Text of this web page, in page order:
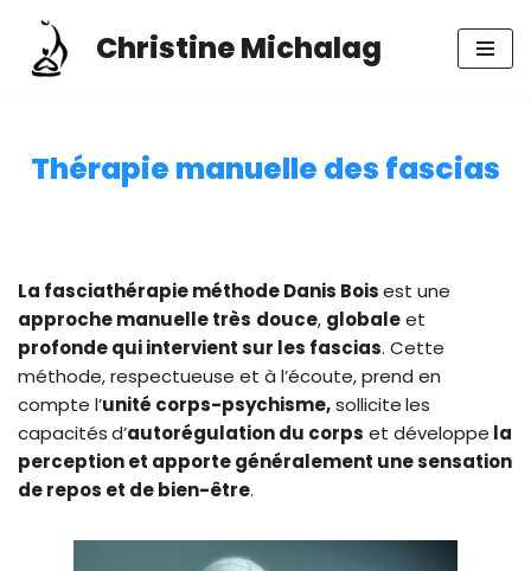
Aller
Christine Michalag
Thérapie manuelle des fascias
La fasciathérapie méthode Danis Boisest une
approche manuelle très douce, globaleet
profonde qui intervient sur les fascias. Cette
méthode, respectueuse et à l’écoute, prend en
compte l’unité corps-psychisme,solliciteles
capacitésd’autorégulation du corps et développe la
perception et apporte généralement une sensation
de repos et de bien-être.